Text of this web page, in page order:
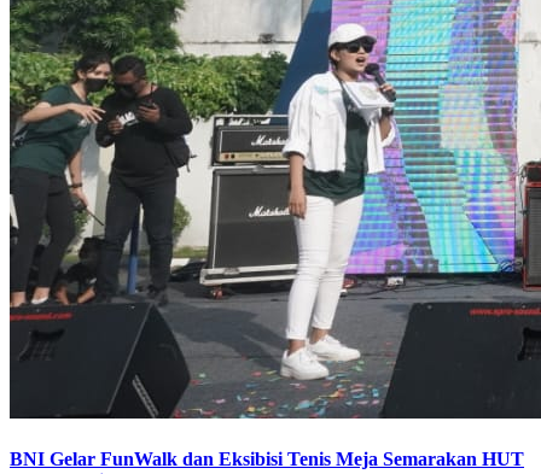
BNI Gelar FunWalk dan Eksibisi Tenis Meja Semarakan HUT